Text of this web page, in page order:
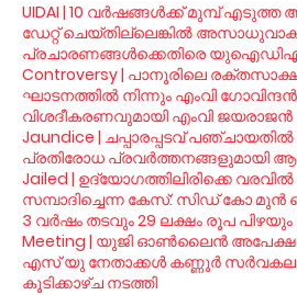
UIDAI | 10 വര്‍ഷങ്ങള്‍ക്ക് മുമ്പ്
ഡേറ്റ് ചെയ്തില്ലെങ്കില്‍
പ്രചാരണങ്ങള്‍ക്കെതിരെ
Controversy | പാനൂരിലെ രക്തസാക്ഷി
ഘാടനത്തില്‍ നിന്നും എംവി ഗോവിന്ദന്‍
വിശദീകരണവുമായി എംവി ജയരാജന്‍
Jaundice | ചപ്പാരപ്പടവ്
പ്രതിരോധ പ്രവര്‍ത്തനങ്ങളുമായി
Jailed | ഉദ്യോഗത്തിലിരിക്കെ
സമ്പാദിച്ചെന്ന കേസ്: സിഡ് കോ
3 വര്‍ഷം തടവും 29 ലക്ഷം രൂപ പിഴയും
Meeting | യുജി ഓണ്‍ലൈന്‍
എസ് യു നേതാക്കള്‍ കണ്ണൂര്‍
കൂടിക്കാഴ്ച നടത്തി